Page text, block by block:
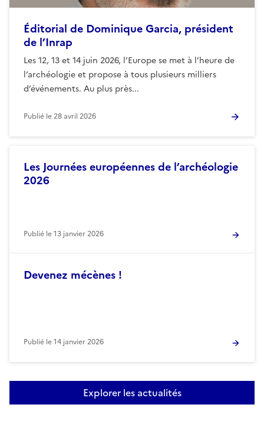
Éditorial de Dominique Garcia, président
de l’Inrap
Les 12, 13 et 14 juin 2026, l’Europe se met à l’heure de
l’archéologie et propose à tous plusieurs milliers
d’événements. Au plus près...
Publié le28 avril 2026
Les Journées européennes de l’archéologie
2026
Publié le13 janvier 2026
Devenez mécènes !
Publié le14 janvier 2026
Explorer les actualités